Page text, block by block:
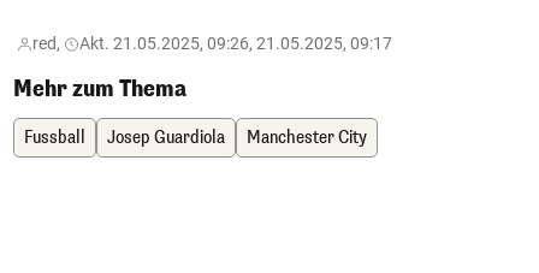
red, Akt. 21.05.2025, 09:26, 21.05.2025, 09:17
Mehr zum Thema
Fussball Josep Guardiola Manchester City